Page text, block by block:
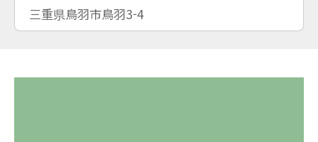
三重県鳥羽市鳥羽3-4